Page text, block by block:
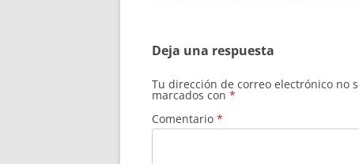
Deja una respuesta
Tu dirección de correo electrónico no
marcados con *
Comentario *